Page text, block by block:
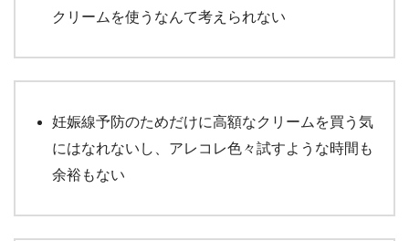
クリームを使うなんて考えられない
妊娠線予防のためだけに高額なクリームを買う気
にはなれないし、アレコレ色々試すような時間も
余裕もない